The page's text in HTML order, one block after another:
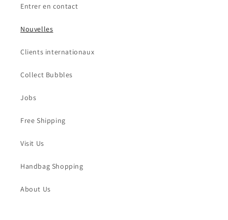
Entrer en contact
Nouvelles
Clients internationaux
Collect Bubbles
Jobs
Free Shipping
Visit Us
Handbag Shopping
About Us